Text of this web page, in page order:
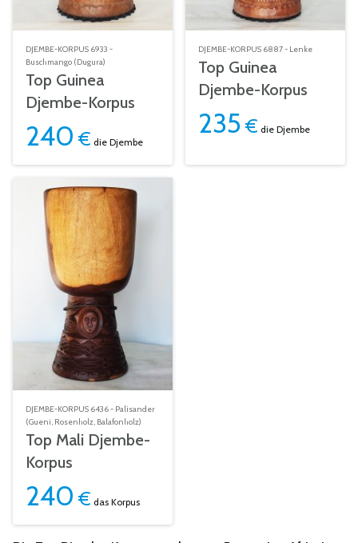
DJEMBE-KORPUS 6933 -
Buschmango (Dugura)
Top Guinea
Djembe-Korpus
240 € die Djembe
DJEMBE-KORPUS 6887 - Lenke
Top Guinea
Djembe-Korpus
235 € die Djembe
DJEMBE-KORPUS 6436 - Palisander
(Gueni, Rosenholz, Balafonholz)
Top Mali Djembe-
Korpus
240 € das Korpus